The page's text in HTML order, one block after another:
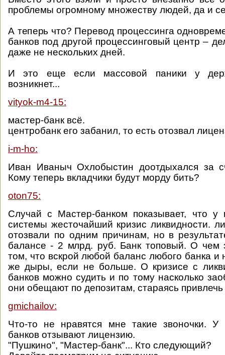
проблемы огромному множеству людей, да и
А теперь что? Перевод процессинга
банков под другой процессинговый центр –
даже не нескольких дней.
И это еще если массовой паники у
возникнет...
vityok-m4-15:
мастер-банк всё.
центробанк его забанил, то есть отозвал
i-m-ho:
Иван Иваныч Охлобыстин доотдыхался за
Кому теперь вкладчики будут морду бить?
oton75:
Случай с Мастер-банком показывает, что у
системы жесточайший кризис ликвидности.
отозвали по одним причинам, но в
балансе - 2 млрд. руб. Банк топовый. О чем
том, что вскрой любой баланс любого банка и
же дыры, если не больше. О кризисе с
банков можно судить и по тому насколько
они обещают по депозитам, стараясь привлечь
gmichailov:
Что-то не нравятся мне такие звоночки. У
банков отзывают лицензию.
"Пушкино", "Мастер-банк"... Кто следующий?